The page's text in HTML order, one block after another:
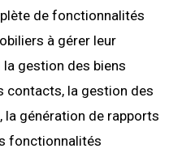
de fonctionnalités
à gérer leur
gestion des biens
contacts, la gestion des
génération de rapports
fonctionnalités